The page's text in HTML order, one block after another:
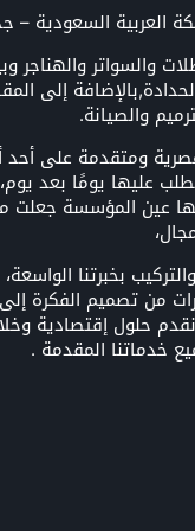
العربية السعودية –
والسواتر والهناجر
إلى
والصيانة.
ومتقدمة على
عليها يومًا بعد
عين المؤسسة جعلت
بخبرتنا الواسعة،
من تصميم الفكرة إلى
حلول إقتصادية
خدماتنا المقدمة .